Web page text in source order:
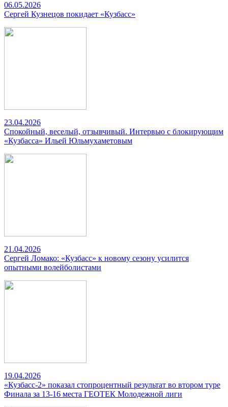
06.05.2026
Сергей Кузнецов покидает «Кузбасс»
23.04.2026
Спокойный, веселый, отзывчивый. Интервью с блокирующим
«Кузбасса» Ильей Юльмухаметовым
21.04.2026
Сергей Ломако: «Кузбасс» к новому сезону усилится
опытными волейболистами
19.04.2026
«Кузбасс-2» показал стопроцентный результат во втором туре
Финала за 13-16 места ГЕОТЕК Молодежной лиги